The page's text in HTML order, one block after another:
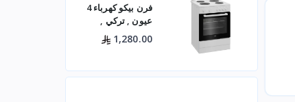
فرن بيكو كهرباء 4
عيون , تركي ,
60×60 باب زجاجي
– أبيض- FBS 66000
1,280.00